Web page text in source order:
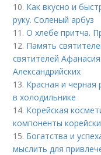
10. Как вкусно и
руку. Соленый арбуз
11.О хлебе притча.
12. Память
святителей
Александрийских
13. Красная и черная
в холодильнике
14. Корейская
компоненты
15. Богатства и
мыслить для